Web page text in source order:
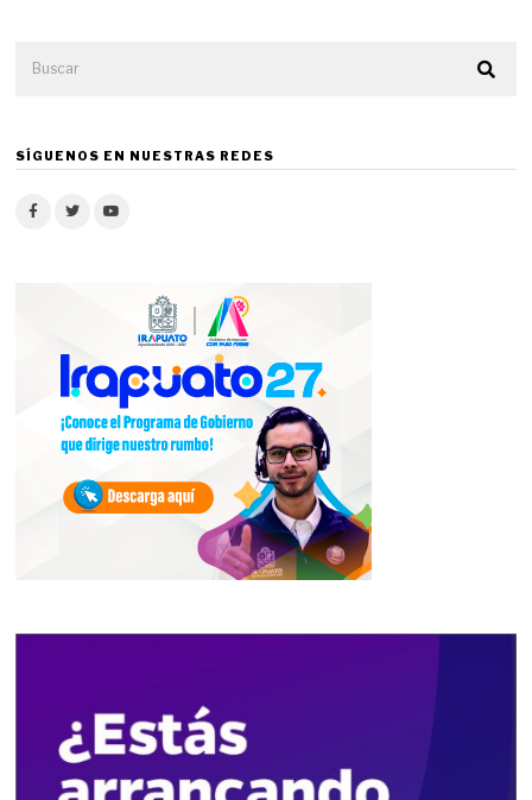
SÍGUENOS EN NUESTRAS REDES